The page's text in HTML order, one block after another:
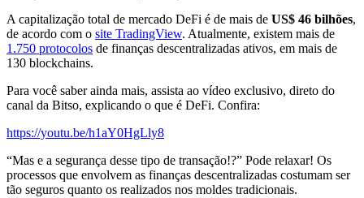
A capitalização total de mercado DeFi é de mais de US$ 46 bilhões,
de acordo com o site TradingView. Atualmente, existem mais de
1.750 protocolos de finanças descentralizadas ativos, em mais de
130 blockchains.
Para você saber ainda mais, assista ao vídeo exclusivo, direto do
canal da Bitso, explicando o que é DeFi. Confira:
https://youtu.be/h1aY0HgLly8
“Mas e a segurança desse tipo de transação!?” Pode relaxar! Os
processos que envolvem as finanças descentralizadas costumam ser
tão seguros quanto os realizados nos moldes tradicionais.